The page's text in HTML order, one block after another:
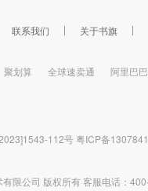
联系我们 关于书旗
聚划算 全球速卖通 阿里巴
112号粤ICP备
限公司 版权所有 客服电话：